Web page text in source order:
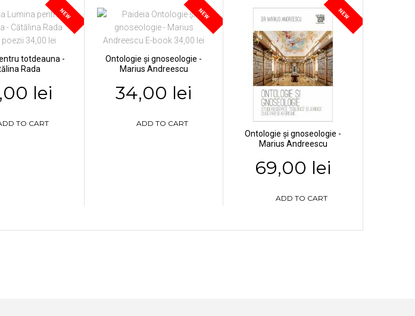
NEW
totdeauna -
Rada
lei
TO CART
NEW
Ontologie și gnoseologie -
Marius Andreescu
34,00 lei
ADD TO CART
NEW
Ontologie și gnoseologie -
Marius Andreescu
69,00 lei
ADD TO CART